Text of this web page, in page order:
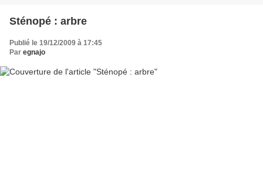
Sténopé : arbre
Publié le 19/12/2009 à 17:45
Par egnajo